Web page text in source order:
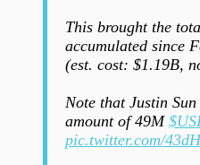
This brought the
accumulated since
(est. cost: $1.19B,
Note that Justin
amount of 49M
pic.twitter.com/